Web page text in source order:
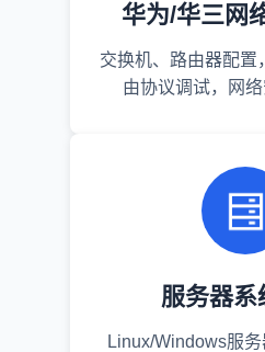
华为/华三网
交换机、路由器配置
由协议调试，网
服务器系
Linux/Windows服